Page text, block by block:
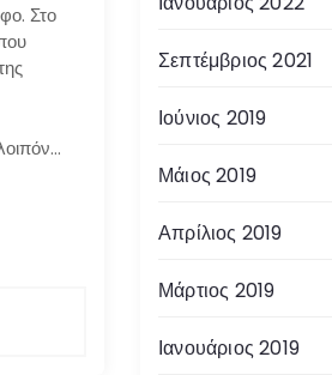
Στο
Σεπτέμβριος 2021
Ιούνιος 2019
Μάιος 2019
Απρίλιος 2019
Μάρτιος 2019
Ιανουάριος 2019